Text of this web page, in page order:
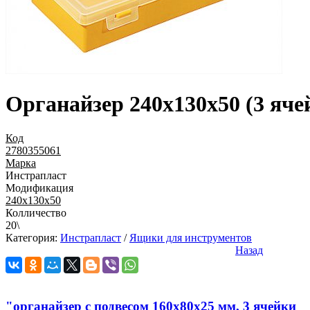
Органайзер 240х130х50 (3
Код
2780355061
Марка
Инстрапласт
Модификация
240х130х50
Колличество
20\
Категория: Инстрапласт / Ящики для инструментов
Назад
"органайзер с подвесом 160х80х25 мм, 3 ячейки